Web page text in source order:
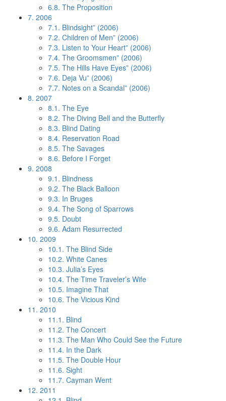
6.8. The Proposition
7. 2006
7.1. Blindsight” (2006)
7.2. Children of Men” (2006)
7.3. Listen to Your Heart” (2006)
7.4. The Groomsmen” (2006)
7.5. The Hills Have Eyes” (2006)
7.6. Deja Vu” (2006)
7.7. Notes on a Scandal” (2006)
8. 2007
8.1. The Eye
8.2. The Diving Bell and the Butterfly
8.3. Blind Dating
8.4. Reservation Road
8.5. The Savages
8.6. Before I Forget
9. 2008
9.1. Blindness
9.2. The Black Balloon
9.3. In Bruges
9.4. The Song of Sparrows
9.5. Doubt
9.6. Adam Resurrected
10. 2009
10.1. The Blind Side
10.2. White Canes
10.3. Julia’s Eyes
10.4. The Time Traveler’s Wife
10.5. Imagine That
10.6. The Vicious Kind
11. 2010
11.1. Blind
11.2. The Concert
11.3. The Man Who Could See the Future
11.4. In the Dark
11.5. The Double Hour
11.6. Sight
11.7. Cayman Went
12. 2011